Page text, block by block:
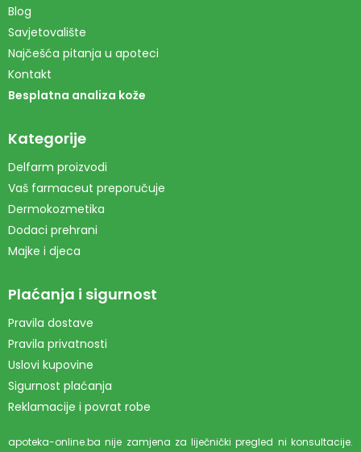
Blog
Savjetovalište
Najčešća pitanja u apoteci
Kontakt
Besplatna analiza kože
Kategorije
Delfarm proizvodi
Vaš farmaceut preporučuje
Dermokozmetika
Dodaci prehrani
Majke i djeca
Plaćanja i sigurnost
Pravila dostave
Pravila privatnosti
Uslovi kupovine
Sigurnost plaćanja
Reklamacije i povrat robe
apoteka-online.ba nije zamjena za liječnički pregled ni konsultacije.